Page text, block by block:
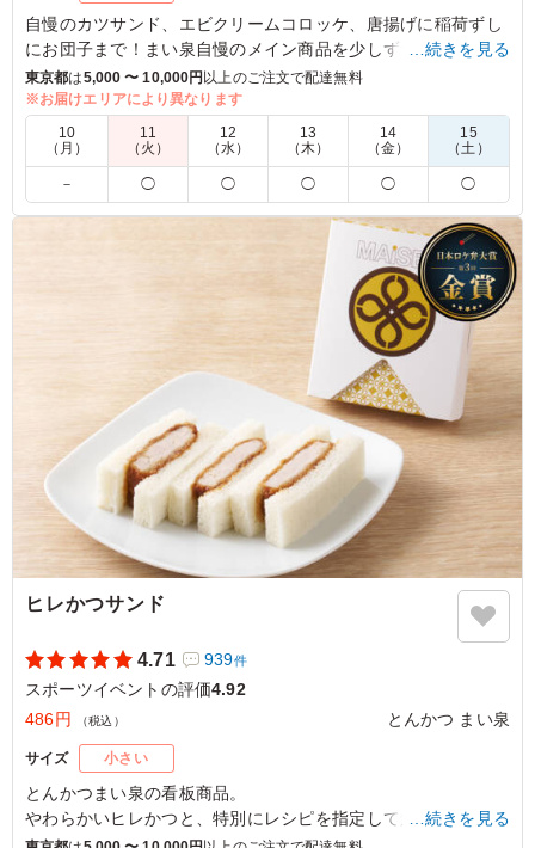
自慢のカツサンド、エビクリームコロッケ、唐揚げに稲荷ずし
にお団子まで！まい泉自慢のメイン商品を少しずつ詰め合せま
した。会議や行楽のお供に、皆で楽しく食べるシーンにぴった
りなお弁当です。
いろんな種類を楽しみたい方にぜひオススメです。
※350mlペットボトル茶(サントリー伊右衛門)がメーカー都合
により終売となります。280mlペットボトル茶(サントリー伊右
切替え期間中は在庫状況により350mlペットボトル茶(サントリ
ー伊右衛門)をお届けする場合がございます。
まい泉と言えばカツサンド。 主に女性が食べていました
が、量ともに味も大満足でした。
ご利用シーン：スポーツ ›
スポーツイベント
東京都北区豊島2025/01/27
…続きを見る
東京都は5,000 〜 10,000円 以上のご注文で配達無料
※お届けエリアにより異なります
10
（月）
11
（火）
12
（水）
13
（木）
14
（金）
15
（土）
－ ◯ ◯ ◯ ◯ ◯
ヒレかつサンド
4.71 939件
スポーツイベントの評価4.92
486円
（税込） とんかつ まい泉
サイズ 小さい
とんかつまい泉の看板商品。
やわらかいヒレかつと、特別にレシピを指定して焼いたパン、
甘めのソースの三味一体の美味しさが口の中いっぱいに広がり
…続きを見る